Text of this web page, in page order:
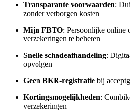
Transparante voorwaarden:
zonder verborgen kosten
Mijn FBTO: Persoonlijke online
verzekeringen te beheren
Snelle schadeafhandeling:
opvolgen
Geen BKR-registratie bij
Kortingsmogelijkheden:
verzekeringen